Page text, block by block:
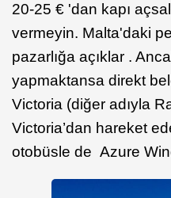
20-25 € 'dan kapı
vermeyin. Malta'daki
pazarlığa açıklar .
yapmaktansa direkt
Victoria (diğer adıyla
Victoria’dan hareket
otobüsle de Azure